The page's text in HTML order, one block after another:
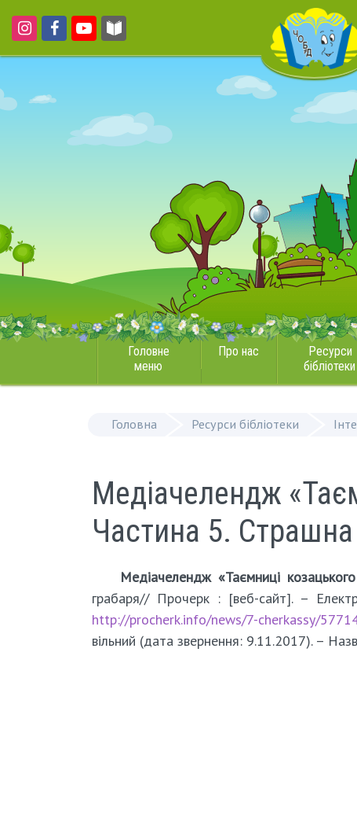
Головне
меню
Про нас
Ресурси
бібліотеки
Головна Ресурси бібліотеки
Медіачелендж
Частина 5. Страшна
Медіачелендж «Таємниці
грабаря// Прочерк : [веб-сайт]. –
http://procherk.info/news/7-cherkassy/
вільний (дата звернення: 9.11.2017). –